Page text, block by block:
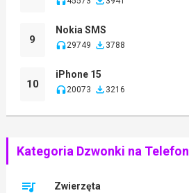
9
Nokia SMS
29749 3788
10
iPhone 15
20073 3216
Kategoria Dzwonki na Telefon
Zwierzęta